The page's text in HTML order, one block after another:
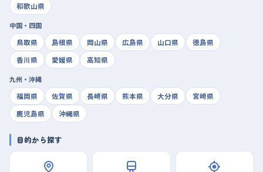
和歌山県
中国・四国
鳥取県
島根県 岡山県 広島県 山口県
徳島県
香川県
愛媛県 高知県
九州・沖縄
福岡県
佐賀県 長崎県 熊本県 大分県
宮崎県
鹿児島県
沖縄県
目的から探す